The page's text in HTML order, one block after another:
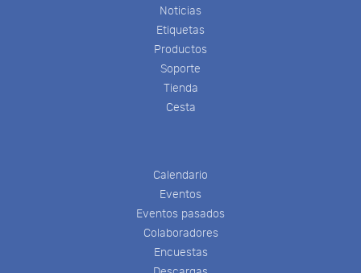
Noticias
Etiquetas
Productos
Soporte
Tienda
Cesta
Calendario
Eventos
Eventos pasados
Colaboradores
Encuestas